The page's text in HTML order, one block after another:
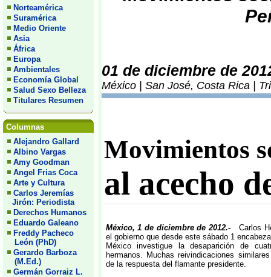
Norteamérica
Suramérica
Medio Oriente
Asia
África
Europa
Ambientales
Economía Global
Salud Sexo Belleza
Titulares Resumen
Columnas
Alejandro Gallard
Albino Vargas
Amy Goodman
Angel Frias Coca
Arte y Cultura
Carlos Jeremías
Jirón: Periodista
Derechos Humanos
Eduardo Galeano
Freddy Pacheco
León (PhD)
Gerardo Barboza
(M.Ed.)
Germán Gorraiz L.
01 de diciembre de
México | San José, Costa Rica |
Movimientos
al acecho
México, 1 de diciembre de 2012.-Carlos
el gobierno que desde este sábado 1
México investigue la desaparición de
hermanos. Muchas reivindicaciones
de la respuesta del flamante presidente.